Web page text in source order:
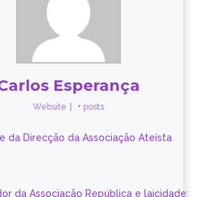
Esperança
Website + posts
da Direcção da Associação Ateísta
da Associação República e laicidade;